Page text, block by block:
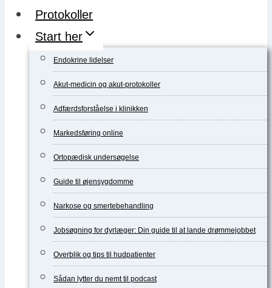
Protokoller
Start her
Endokrine lidelser
Akut-medicin og akut-protokoller
Adfærdsforståelse i klinikken
Markedsføring online
Ortopædisk undersøgelse
Guide til øjensygdomme
Narkose og smertebehandling
Jobsøgning for dyrlæger: Din guide til at lande drømmejobbet
Overblik og tips til hudpatienter
Sådan lytter du nemt til podcast